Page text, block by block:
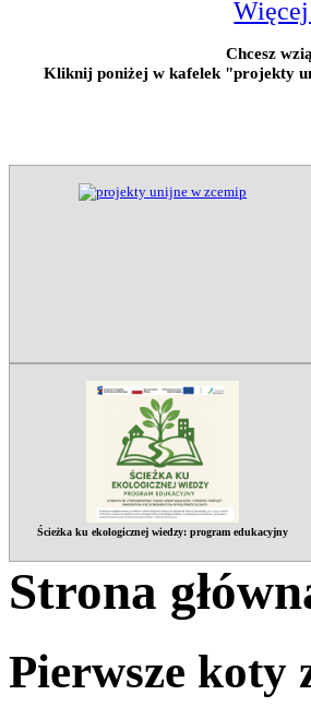
Chcesz
Kliknij poniżej w kafelek "projekty
Ścieżka ku ekologicznej wiedzy: program edukacyjny
Strona
Pierwsze koty